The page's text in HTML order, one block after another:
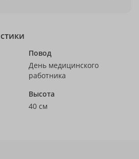
Повод
День медицинского
работника
Высота
40 см